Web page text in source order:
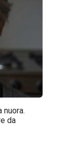
nuora.
da